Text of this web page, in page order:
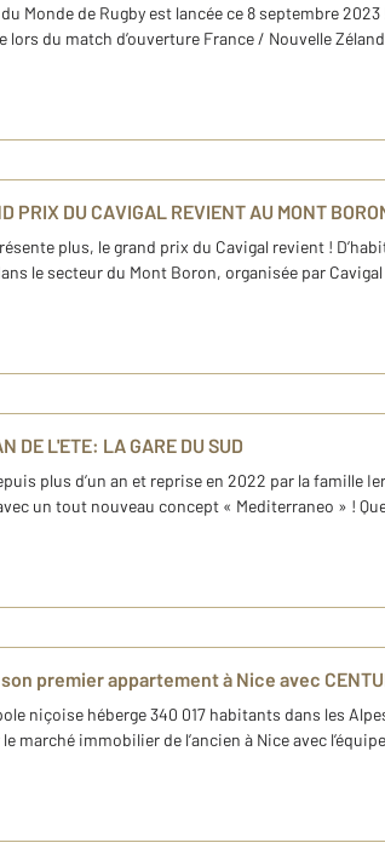
Monde de Rugby est lancée ce 8 septembre
lors du match d’ouverture France / Nouvelle
PRIX DU CAVIGAL REVIENT AU MONT
plus, le grand prix du Cavigal revient !
le secteur du Mont Boron, organisée par
DE L'ETE: LA GARE DU SUD
plus d’un an et reprise en 2022 par la famille
un tout nouveau concept « Mediterraneo » !
premier appartement à Nice avec
niçoise héberge 340 017 habitants dans les
marché immobilier de l’ancien à Nice avec